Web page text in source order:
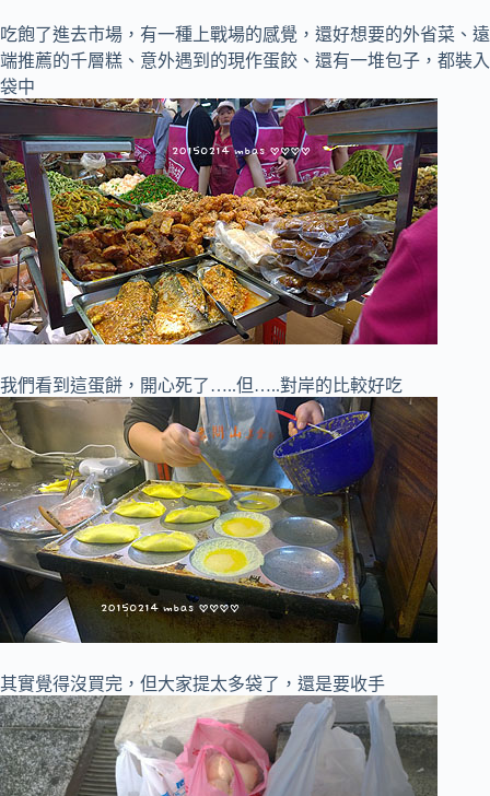
吃飽了進去市場，有一種上戰場的感覺，還好想要的外省菜、遠
端推薦的千層糕、意外遇到的現作蛋餃、還有一堆包子，都裝入
袋中
我們看到這蛋餅，開心死了…..但…..對岸的比較好吃
其實覺得沒買完，但大家提太多袋了，還是要收手